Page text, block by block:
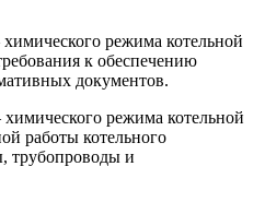
режима котельной
к обеспечению
документов.
режима котельной
работы котельного
трубопроводы и